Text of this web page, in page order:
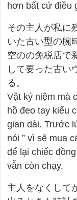
hơn bất cứ điều
その主人が私に
いた古い型の腕
空のの免税店で
して要った古い
る。
Vật kỷ niệm mà
hồ đeo tay kiểu
gian dài. Trước
nói ” vì sẽ mua
để lại chiếc
vẫn còn chạy.
主人をなくして